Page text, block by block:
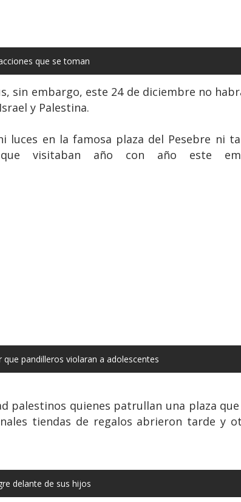
que se toman
sin embargo, este 24 de diciembre no
y Palestina.
en la famosa plaza del Pesebre ni
visitaban año con año este
pandilleros violaran a adolescentes
quienes patrullan una plaza
tiendas de regalos abrieron tarde y
delante de sus hijos